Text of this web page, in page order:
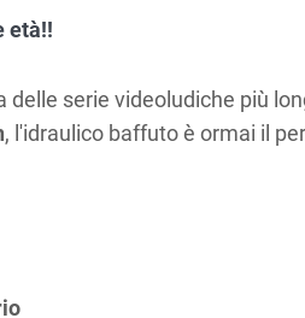
età!!
delle serie videoludiche più
, l'idraulico baffuto è ormai il